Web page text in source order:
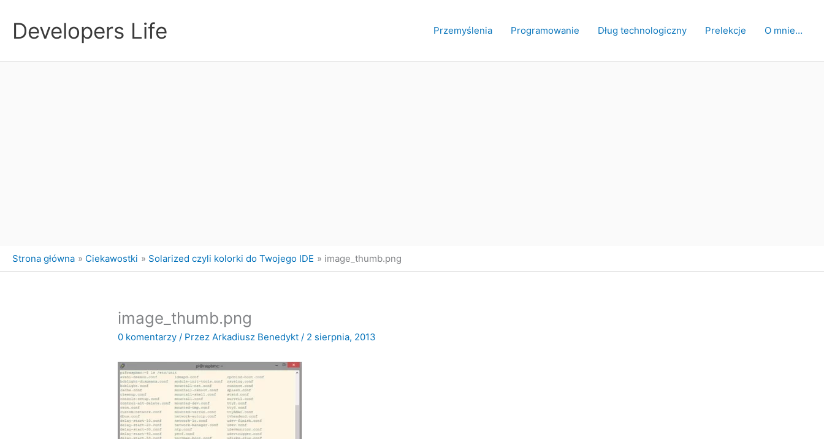
treściDevelopers Life Przemyślenia Programowanie Dług technologiczny Prelekcje O mnie…
Strona główna Ciekawostki Solarized czyli kolorki do Twojego IDE image_thumb.png
image_thumb.png
0 komentarzy / Przez Arkadiusz Benedykt / 2 sierpnia, 2013